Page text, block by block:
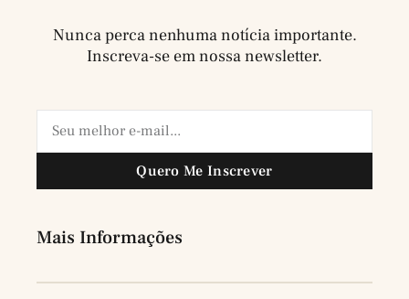
Nunca perca nenhuma notícia importante.
Inscreva-se em nossa newsletter.
Quero Me Inscrever
Mais Informações